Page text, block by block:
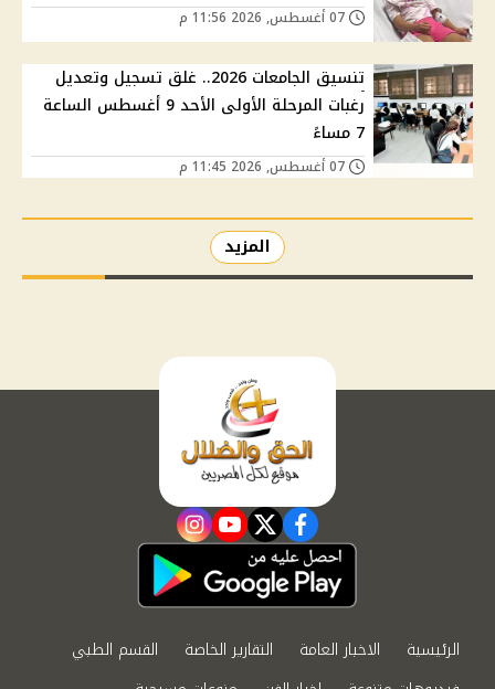
تنسيق الجامعات 2026.. غلق تسجيل وتعديل
رغبات المرحلة الأولى الأحد 9 أغسطس الساعة
7 مساءً
المزيد
facebook
twitter
youtube
instagram
الرئيسية الاخبار العامة التقارير الخاصة
القسم الطبي